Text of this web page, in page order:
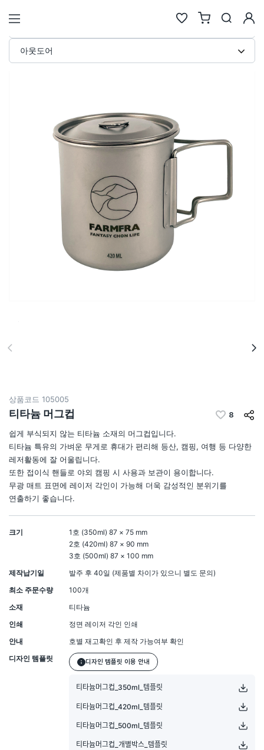
티타늄 머그컵 커스텀 제작 · 아웃
검색
인기검색어
텀블러
new
same
new
new
6 에코백류
new
down
아웃도어
상품코드 105005
티타늄 머그컵 8
쉽게 부식되지 않는 티타늄 소재의 머그컵입니다.
티타늄 특유의 가벼운 무게로 휴대가 편리해 등산, 캠핑, 여행 등 다양한
레저활동에 잘 어울립니다.
또한 접이식 핸들로 야외 캠핑 시 사용과 보관이 용이합니다.
무광 매트 표면에 레이저 각인이 가능해 더욱 감성적인 분위기를
연출하기 좋습니다.
크기
1호 (350ml) 87 × 75 mm
2호 (420ml) 87 × 90 mm
3호 (500ml) 87 × 100 mm
제작납기일
발주 후 40일 (제품별 차이가 있으니 별도 문의)
최소 주문수량
100개
소재
티타늄
인쇄
정면 레이저 각인 인쇄
안내
호별 재고확인 후 제작 가능여부 확인
디자인 템플릿
디자인 템플릿 이용 안내
티타늄머그컵_350ml_템플릿
티타늄머그컵_420ml_템플릿
티타늄머그컵_500ml_템플릿
티타늄머그컵_개별박스_템플릿